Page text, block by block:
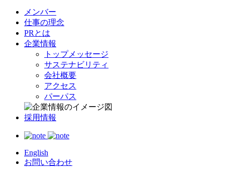
メンバー
仕事の理念
PRとは
企業情報
トップメッセージ
サステナビリティ
会社概要
アクセス
パーパス
採用情報
English
お問い合わせ